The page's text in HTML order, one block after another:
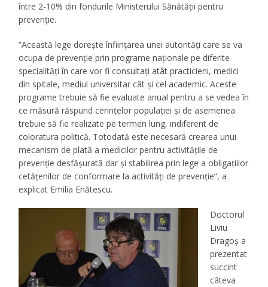
între 2-10% din fondurile Ministerului Sănătății pentru
prevenție.
”Această lege dorește înființarea unei autorități care se va
ocupa de prevenție prin programe naționale pe diferite
specialități în care vor fi consultați atât practicieni, medici
din spitale, mediul universitar cât și cel academic. Aceste
programe trebuie să fie evaluate anual pentru a se vedea în
ce măsură răspund cerințelor populației și de asemenea
trebuie să fie realizate pe termen lung, indiferent de
coloratura politică. Totodată este necesară crearea unui
mecanism de plată a medicilor pentru activitățile de
prevenție desfășurată dar și stabilirea prin lege a obligațiilor
cetățenilor de conformare la activități de prevenție”, a
explicat Emilia Enătescu.
Doctorul
Liviu
Dragoș a
prezentat
succint
câteva